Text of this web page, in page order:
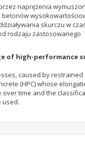
naprężenia
skurczu w
rodzaju zastosowanego
of high-performance
caused by restrained
(HPC) whose
time and the
used.